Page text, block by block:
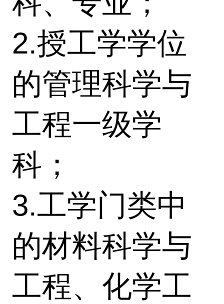
2.授工学学位
的管理科学与
工程一级学
科；
3.工学门类中
的材料科学与
工程、化学工